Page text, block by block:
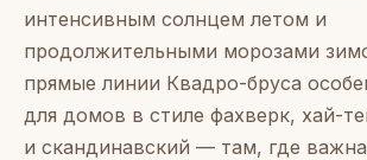
интенсивным солнцем летом и
продолжительными морозами
прямые линии Квадро-бруса
для домов в стиле фахверк, хай-
и скандинавский — там, где важна